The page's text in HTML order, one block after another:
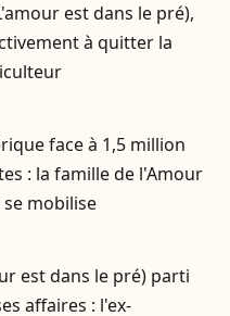
est dans le pré),
à quitter la
face à 1,5 million
: la famille de l'Amour
mobilise
est dans le pré) parti
affaires : l'ex-